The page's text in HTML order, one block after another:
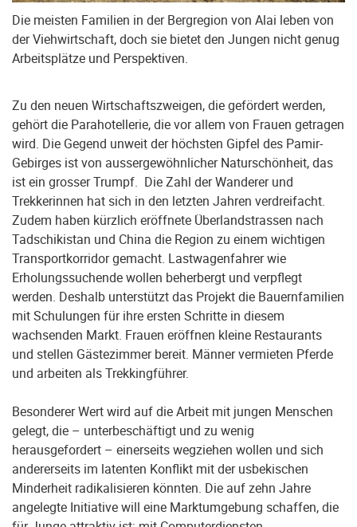
Die meisten Familien in der Bergregion von Alai leben von
der Viehwirtschaft, doch sie bietet den Jungen nicht genug
Arbeitsplätze und Perspektiven.
Zu den neuen Wirtschaftszweigen, die gefördert werden,
gehört die Parahotellerie, die vor allem von Frauen getragen
wird. Die Gegend unweit der höchsten Gipfel des Pamir-
Gebirges ist von aussergewöhnlicher Naturschönheit, das
ist ein grosser Trumpf. Die Zahl der Wanderer und
Trekkerinnen hat sich in den letzten Jahren verdreifacht.
Zudem haben kürzlich eröffnete Überlandstrassen nach
Tadschikistan und China die Region zu einem wichtigen
Transportkorridor gemacht. Lastwagenfahrer wie
Erholungssuchende wollen beherbergt und verpflegt
werden. Deshalb unterstützt das Projekt die Bauernfamilien
mit Schulungen für ihre ersten Schritte in diesem
wachsenden Markt. Frauen eröffnen kleine Restaurants
und stellen Gästezimmer bereit. Männer vermieten Pferde
und arbeiten als Trekkingführer.
Besonderer Wert wird auf die Arbeit mit jungen Menschen
gelegt, die – unterbeschäftigt und zu wenig
herausgefordert – einerseits wegziehen wollen und sich
andererseits im latenten Konflikt mit der usbekischen
Minderheit radikalisieren könnten. Die auf zehn Jahre
angelegte Initiative will eine Marktumgebung schaffen, die